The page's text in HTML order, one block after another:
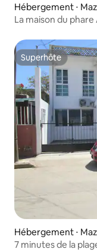
Hébergement ⋅
La maison du
Superhôte
Superhôte
Hébergement ⋅
7 minutes de la